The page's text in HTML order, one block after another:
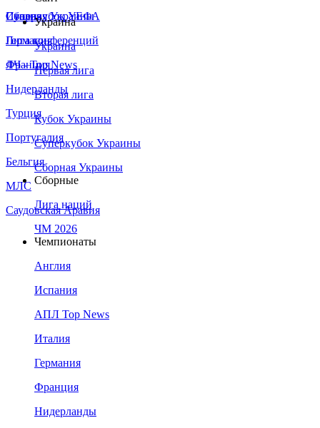
Сборная Украины
Италия
Германия
Франция
Нидерланды
Турция
Португалия
Бельгия
МЛС
Саудовская Аравия
Суперкубок УЕФА
Лига конференций
ЛЧ - Top News
Украина
Украина
Первая лига
Вторая лига
Кубок Украины
Суперкубок Украины
Сборная Украины
Сборные
Лига наций
ЧМ 2026
Чемпионаты
Англия
Испания
АПЛ Top News
Италия
Германия
Франция
Нидерланды